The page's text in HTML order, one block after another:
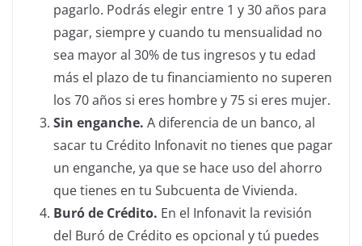
pagarlo. Podrás elegir entre 1 y 30 años para
pagar, siempre y cuando tu mensualidad no
sea mayor al 30% de tus ingresos y tu edad
más el plazo de tu financiamiento no superen
los 70 años si eres hombre y 75 si eres mujer.
Sin enganche. A diferencia de un banco, al
sacar tu Crédito Infonavit no tienes que pagar
un enganche, ya que se hace uso del ahorro
que tienes en tu Subcuenta de Vivienda.
Buró de Crédito. En el Infonavit la revisión
del Buró de Crédito es opcional y tú puedes